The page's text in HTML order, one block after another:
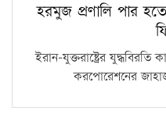
হরমুজ প্রণালি পার হতে
ইরান-যুক্তরাষ্ট্রের
করপোরেশনের